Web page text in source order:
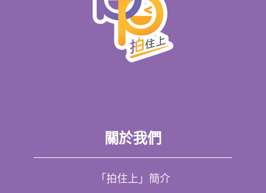
關於我們
「拍住上」簡介